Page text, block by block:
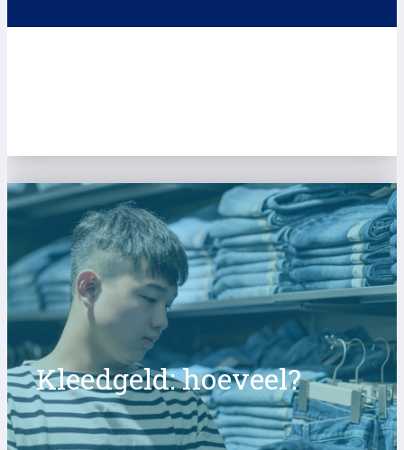
Kleedgeld: hoeveel?